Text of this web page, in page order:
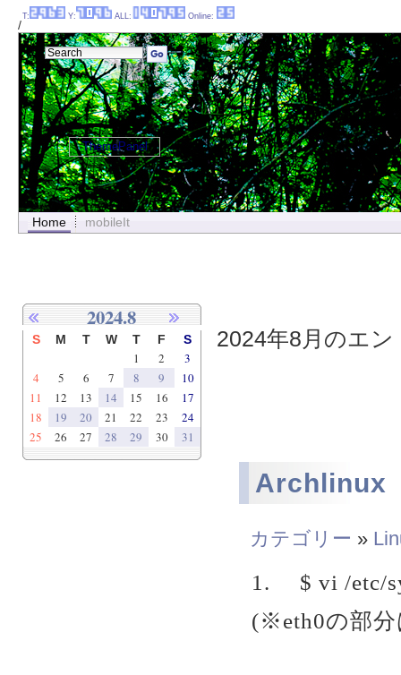
/
Home mobileIt
2024年8月のエ
Archlinux
カテゴリー »
1. $ vi /etc/
(※eth0の部分
2024.8
S M T W T F S
1 2
3
4
5 6 7 8 9
10
11
12 13 14 15 16
17
18
19 20 21 22 23
24
25
26 27 28 29 30 31
T: Y: ALL: Online:
ThemePanel